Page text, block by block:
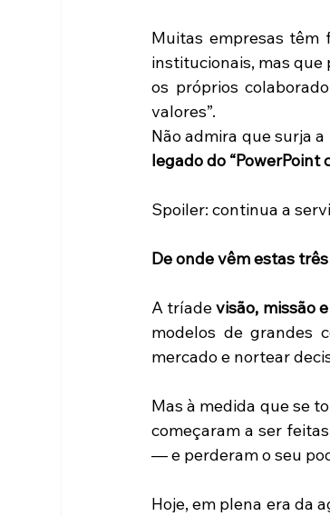
Muitas empresas têm
institucionais, mas que
os próprios
valores”.
Não admira que surja
legado do “PowerPoint
Spoiler: continua a
De onde vêm estas
A tríade visão, missão
modelos de grandes
mercado e nortear
Mas à medida que se
começaram a ser
— e perderam o seu
Hoje, em plena era da